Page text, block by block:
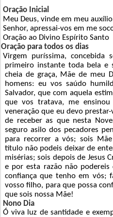
Oração Inicial
Meu Deus, vinde em meu
Senhor, apressai-vos em me
Oração ao Divino Espírito Santo
Oração para todos os dias
Virgem puríssima, concebida
primeiro instante toda bela e
cheia de graça, Mãe de meu
homens: eu vos saúdo
Salvador, que com aquela
que vos tratava, me
veneração que eu devo
de receber as que nesta
seguro asilo dos pecadores
para recorrer a vós; sois
título não podeis deixar de
misérias; sois depois de Jesus
e por esta razão não
confiança que tenho em vós;
vosso filho, para que possa
que sois nossa Mãe!
Nono Dia
Ó viva luz de santidade e